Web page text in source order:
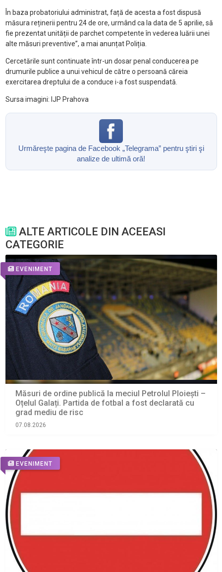
În baza probatoriului administrat, față de acesta a fost dispusă
măsura reținerii pentru 24 de ore, urmând ca la data de 5 aprilie, să
fie prezentat unității de parchet competente în vederea luării unei
alte măsuri preventive”, a mai anunțat Poliția.
Cercetările sunt continuate într-un dosar penal conducerea pe
drumurile publice a unui vehicul de către o persoană căreia
exercitarea dreptului de a conduce i-a fost suspendată.
Sursa imagini: IJP Prahova
Urmăreşte pagina de Facebook „Telegrama” pentru ştiri şi
analize de ultimă oră!
ALTE ARTICOLE DIN ACEEASI
CATEGORIE
EVENIMENT
Măsuri de ordine publică la meciul Petrolul Ploiești –
Oțelul Galați. Partida de fotbal a fost declarată cu
grad mediu de risc
07.08.2026
EVENIMENT